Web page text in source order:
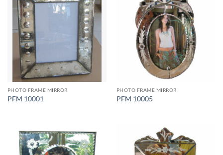
PHOTO FRAME MIRROR
PFM 10001
PHOTO FRAME MIRROR
PFM 10005